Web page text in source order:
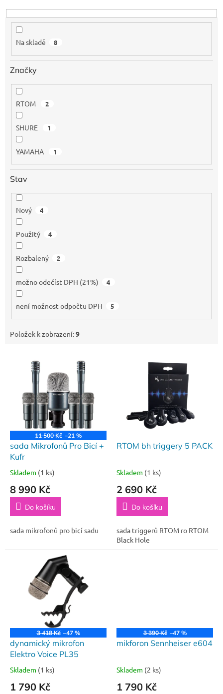
u
Na skladě 8
Značky
RTOM 2
SHURE 1
YAMAHA 1
Stav
Nový 4
Použitý 4
Rozbalený 2
možno odečíst DPH (21%) 4
není možnost odpočtu DPH 5
Položek k zobrazení:9
ů
11 500 Kč –21 %
sada Mikrofonů Pro Bicí +
Kufr
Skladem (1 ks)
8 990 Kč
Do košíku
sada mikrofonů pro bicí sadu
RTOM bh triggery 5 PACK
Skladem (1 ks)
2 690 Kč
Do košíku
sada triggerů RTOM ro RTOM
Black Hole
3 418 Kč –47 %
dynamický mikrofon
Elektro Voice PL35
Skladem (1 ks)
1 790 Kč
3 390 Kč –47 %
mikforon Sennheiser e604
Skladem (2 ks)
1 790 Kč